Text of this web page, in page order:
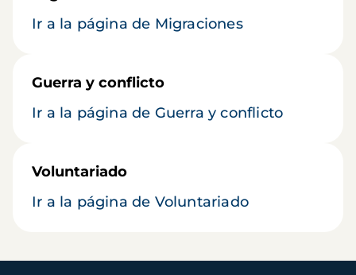
Ir a la página de Migraciones
Guerra y conflicto
Ir a la página de Guerra y conflicto
Voluntariado
Ir a la página de Voluntariado